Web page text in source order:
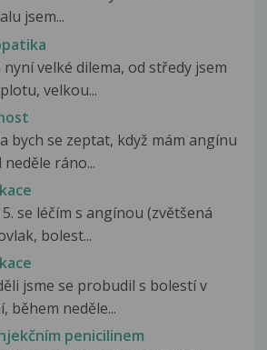
jsem...
velké dilema, od středy jsem
velkou...
bych se zeptat, když mám angínu
ráno...
se léčím s angínou (zvětšená
bolest...
jsme se probudil s bolestí v
během neděle...
penicilinem